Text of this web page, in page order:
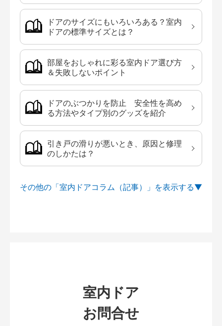
ドアのサイズにもいろいろある？室内
ドアの標準サイズとは？
部屋をおしゃれに彩る室内ドア選び方
＆失敗しないポイント
ドアのぶつかりを防止 安全性を高め
る方法やタイプ別のグッズを紹介
引き戸の滑りが悪いとき、原因と修理
のしかたは？
その他の「室内ドアコラム（記事）」を
室内ドア
お問合せ